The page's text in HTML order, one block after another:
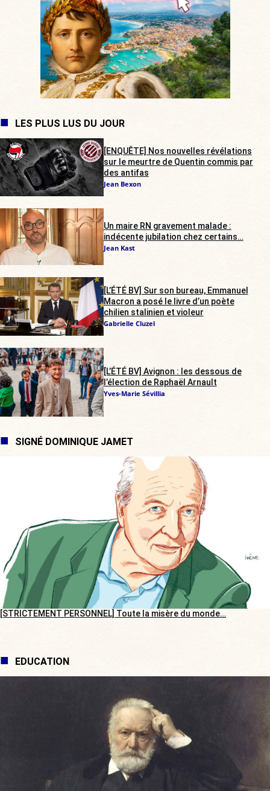
LES PLUS LUS DU JOUR
[ENQUÊTE] Nos nouvelles révélations
sur le meurtre de Quentin commis par
des antifas
Jean Bexon
Un maire RN gravement malade :
indécente jubilation chez certains…
Jean Kast
[L’ÉTÉ BV] Sur son bureau, Emmanuel
Macron a posé le livre d’un poète
chilien stalinien et violeur
Gabrielle Cluzel
[L’ÉTÉ BV] Avignon : les dessous de
l’élection de Raphaël Arnault
Yves-Marie Sévillia
SIGNÉ DOMINIQUE JAMET
[STRICTEMENT PERSONNEL] Toute la misère du monde…
EDUCATION